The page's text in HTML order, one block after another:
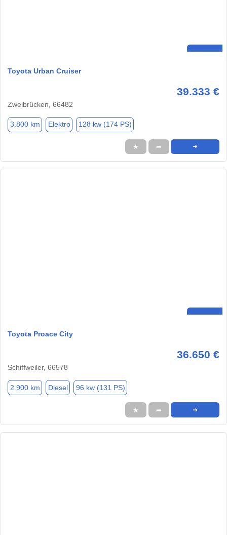
Toyota Urban Cruiser
39.333 €
Zweibrücken, 66482
3.800 km Elektro 128 kw (174 PS)
★ ➦ ➜
Toyota Proace City
36.650 €
Schiffweiler, 66578
2.900 km Diesel 96 kw (131 PS)
★ ➦ ➜